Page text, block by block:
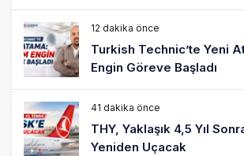
12 dakika önce
Turkish Technic’te Yeni
Engin Göreve Başladı
41 dakika önce
THY, Yaklaşık 4,5 Yıl
Yeniden Uçacak